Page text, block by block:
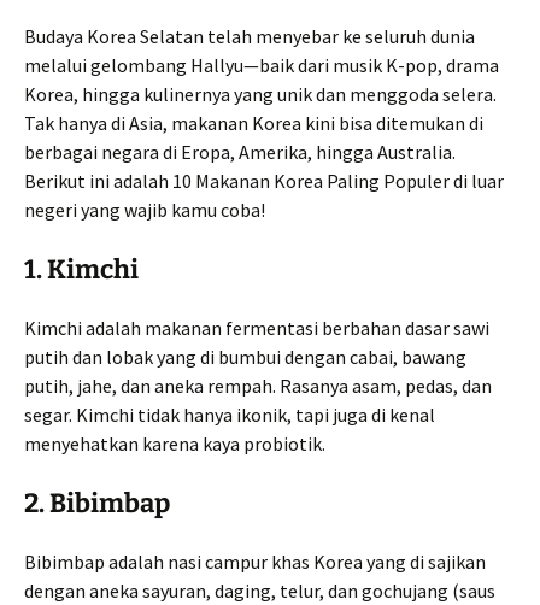
Budaya Korea Selatan telah menyebar ke seluruh dunia
melalui gelombang Hallyu—baik dari musik K-pop, drama
Korea, hingga kulinernya yang unik dan menggoda selera.
Tak hanya di Asia, makanan Korea kini bisa ditemukan di
berbagai negara di Eropa, Amerika, hingga Australia.
Berikut ini adalah 10 Makanan Korea Paling Populer di luar
negeri yang wajib kamu coba!
1.Kimchi
Kimchi adalah makanan fermentasi berbahan dasar sawi
putih dan lobak yang di bumbui dengan cabai, bawang
putih, jahe, dan aneka rempah. Rasanya asam, pedas, dan
segar. Kimchi tidak hanya ikonik, tapi juga di kenal
menyehatkan karena kaya probiotik.
2.Bibimbap
Bibimbap adalah nasi campur khas Korea yang di sajikan
dengan aneka sayuran, daging, telur, dan gochujang (saus